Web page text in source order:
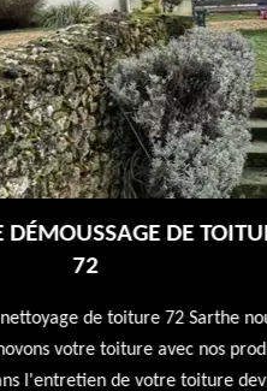
POSE ET
Entreprise de pose et
Sarthe nous nettoyons
conservent leur